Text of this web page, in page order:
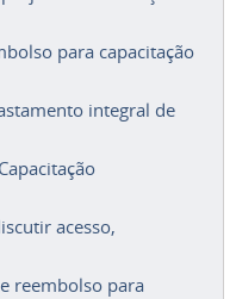
para capacitação
integral de
acesso,
reembolso para